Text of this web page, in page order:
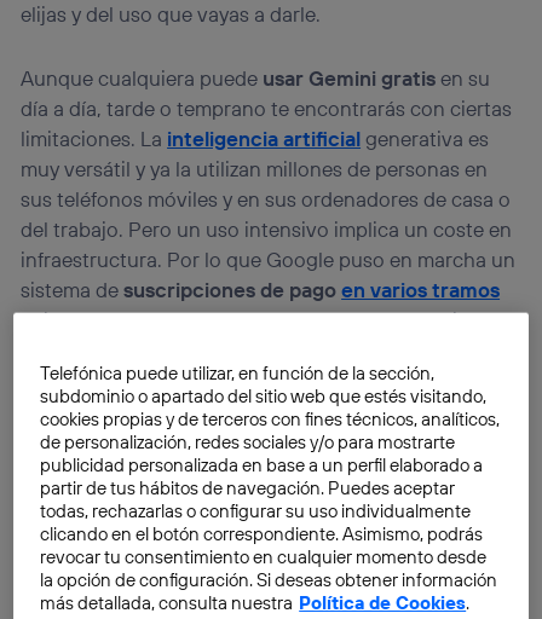
elijas y del uso que vayas a darle.
Aunque cualquiera puede usar Gemini gratisen su
día a día, tarde o temprano te encontrarás con ciertas
limitaciones. La inteligencia artificial generativa es
muy versátil y ya la utilizan millones de personas en
sus teléfonos móviles y en sus ordenadores de casa o
del trabajo. Pero un uso intensivo implica un coste en
infraestructura. Por lo que Google puso en marcha un
sistema desuscripciones de pagoen varios tramos
bajo el nombre deGoogle AI. Entre otras ventajas,
almacenamiento online y suben los límites para poder
exprimir la IA durante más tiempo.
Telefónica puede utilizar, en función de la sección,
subdominio o apartado del sitio web que estés visitando,
cookies propias y de terceros con fines técnicos, analíticos,
de personalización, redes sociales y/o para mostrarte
publicidad personalizada en base a un perfil elaborado a
partir de tus hábitos de navegación. Puedes aceptar
todas, rechazarlas o configurar su uso individualmente
clicando en el botón correspondiente. Asimismo, podrás
revocar tu consentimiento en cualquier momento desde
la opción de configuración. Si deseas obtener información
más detallada, consulta nuestra Política de Cookies.